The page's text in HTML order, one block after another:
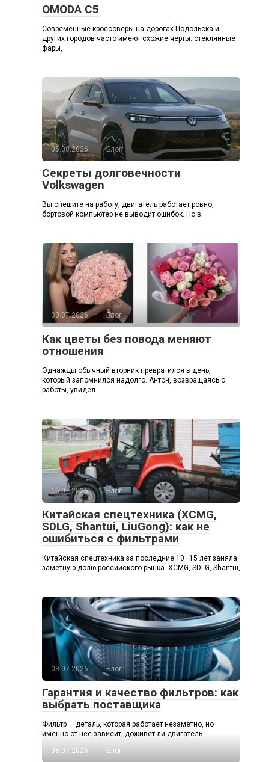
OMODA C5
Современные кроссоверы на дорогах Подольска и
других городов часто имеют схожие черты: стеклянные
фары,
05.08.2026 Блог
Секреты долговечности
Volkswagen
Вы спешите на работу, двигатель работает ровно,
бортовой компьютер не выводит ошибок. Но в
30.07.2026 Блог
Как цветы без повода меняют
отношения
Однажды обычный вторник превратился в день,
который запомнился надолго. Антон, возвращаясь с
работы, увидел
15.07.2026 Блог
Китайская спецтехника (XCMG,
SDLG, Shantui, LiuGong): как не
ошибиться с фильтрами
Китайская спецтехника за последние 10–15 лет заняла
заметную долю российского рынка. XCMG, SDLG, Shantui,
08.07.2026 Блог
Гарантия и качество фильтров: как
выбрать поставщика
Фильтр — деталь, которая работает незаметно, но
именно от неё зависит, доживёт ли двигатель
08.07.2026
Блог